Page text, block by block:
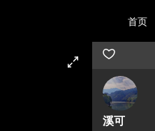
首页
溪可